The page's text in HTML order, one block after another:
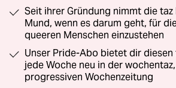
Seit ihrer Gründung nimmt die
Mund, wenn es darum geht, für
queeren Menschen einzustehen
Unser Pride-Abo bietet dir
jede Woche neu in der
progressiven Wochenzeitung